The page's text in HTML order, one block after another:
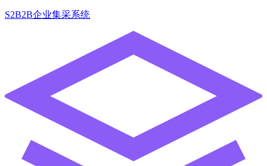
S2B2B企业集采系统